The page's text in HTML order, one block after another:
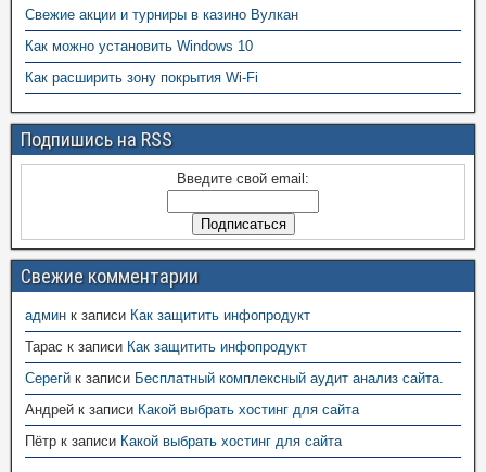
Свежие акции и турниры в казино Вулкан
Как можно установить Windows 10
Как расширить зону покрытия Wi-Fi
Подпишись на RSS
Введите свой email:
Свежие комментарии
админ к записи Как защитить инфопродукт
Тарас к записи Как защитить инфопродукт
Серегй к записи Бесплатный комплексный аудит анализ сайта.
Андрей к записи Какой выбрать хостинг для сайта
Пётр к записи Какой выбрать хостинг для сайта